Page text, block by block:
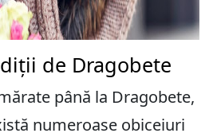
de Dragobete
până la Dragobete,
numeroase obiceiuri